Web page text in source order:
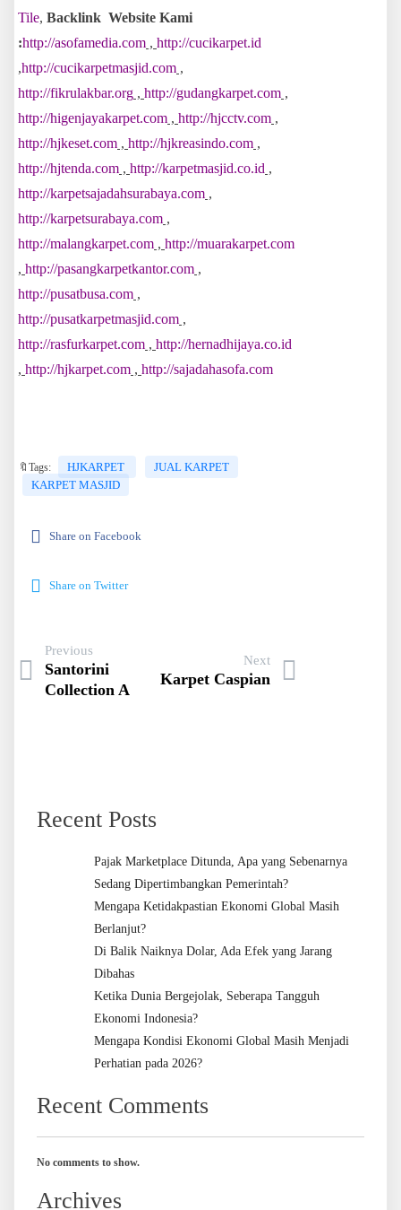
Tile, Backlink Website Kami
:http://asofamedia.com , http://cucikarpet.id
,http://cucikarpetmasjid.com ,
http://fikrulakbar.org , http://gudangkarpet.com ,
http://higenjayakarpet.com , http://hjcctv.com ,
http://hjkeset.com , http://hjkreasindo.com ,
http://hjtenda.com , http://karpetmasjid.co.id ,
http://karpetsajadahsurabaya.com ,
http://karpetsurabaya.com ,
http://malangkarpet.com , http://muarakarpet.com
, http://pasangkarpetkantor.com ,
http://pusatbusa.com ,
http://pusatkarpetmasjid.com ,
http://rasfurkarpet.com , http://hernadhijaya.co.id
, http://hjkarpet.com , http://sajadahasofa.com
🔖Tags: HJKARPET
JUAL KARPET
KARPET MASJID
Share on Facebook
Share on Twitter
Previous
Santorini
Collection A
Next
Karpet Caspian
Recent Posts
Pajak Marketplace Ditunda, Apa yang Sebenarnya
Sedang Dipertimbangkan Pemerintah?
Mengapa Ketidakpastian Ekonomi Global Masih
Berlanjut?
Di Balik Naiknya Dolar, Ada Efek yang Jarang
Dibahas
Ketika Dunia Bergejolak, Seberapa Tangguh
Ekonomi Indonesia?
Mengapa Kondisi Ekonomi Global Masih Menjadi
Perhatian pada 2026?
Recent Comments
No comments to show.
Archives